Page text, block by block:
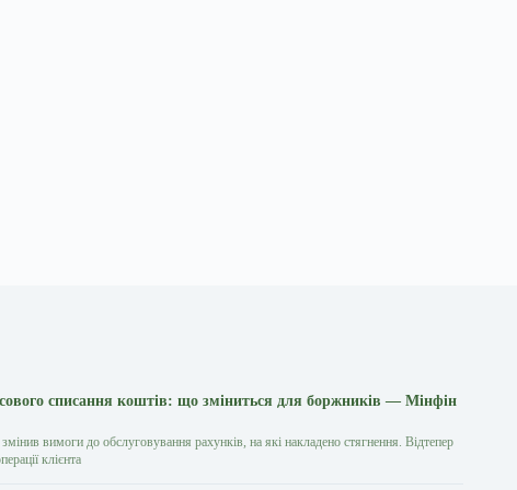
списання коштів: що зміниться для боржників — Мінфін
вимоги до обслуговування рахунків, на які накладено стягнення. Відтепер
клієнта